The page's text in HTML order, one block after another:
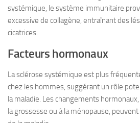
systémique, le système immunitaire
excessive de collagène, entraînant des
cicatrices.
Facteurs hormonaux
La sclérose systémique est plus
chez les hommes, suggérant un rôle
la maladie. Les changements
la grossesse ou à la ménopause,